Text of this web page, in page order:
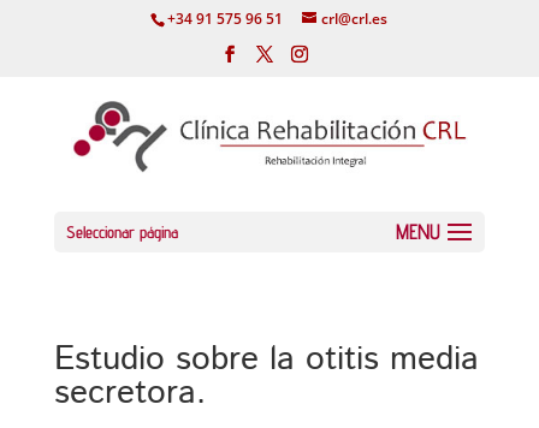
+34 91 575 96 51 crl@crl.es
Seleccionar página
Estudio sobre la otitis media
secretora.